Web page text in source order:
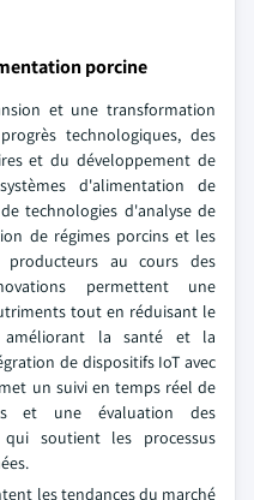
porcine
et une transformation
technologiques, des
et du développement de
d'alimentation de
technologies d'analyse de
de régimes porcins et les
producteurs au cours des
permettent une
tout en réduisant le
améliorant la santé et la
de dispositifs IoT avec
un suivi en temps réel de
et une évaluation des
soutient les processus
les tendances du marché